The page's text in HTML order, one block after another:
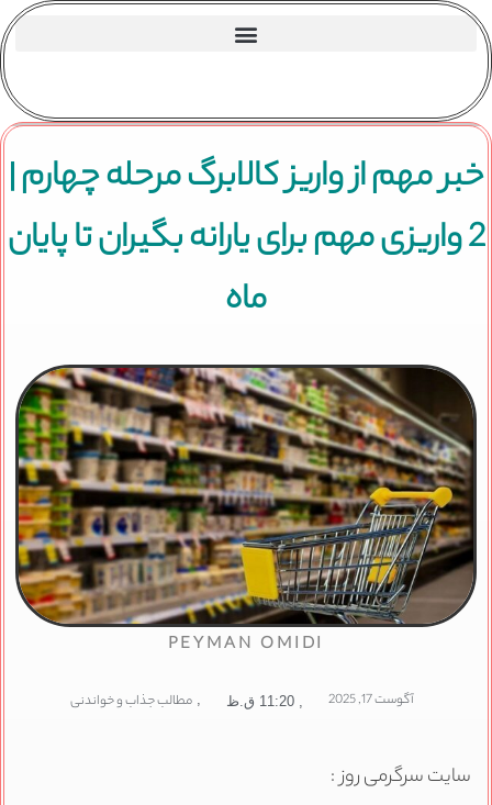
خبر مهم از واریز کالابرگ مرحله چهارم |
2 واریزی مهم برای یارانه بگیران تا پایان
ماه
PEYMAN OMIDI
آگوست 17, 2025 11:20 ق.ظ , مطالب جذاب و خواندنی
سایت سرگرمی روز :